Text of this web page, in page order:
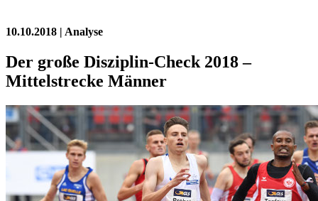
10.10.2018 | Analyse
Der große Disziplin-Check 2018 –
Mittelstrecke Männer